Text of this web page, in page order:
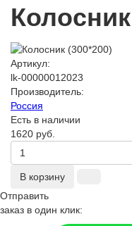
Артикул:
lk-00000012023
Производитель:
Россия
Есть в наличии
1620 руб.
В корзину
Отправить
заказ в один клик: